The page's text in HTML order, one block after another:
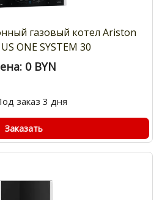
газовый котел Ariston
ONE SYSTEM 30
0 BYN
заказ 3 дня
Заказать